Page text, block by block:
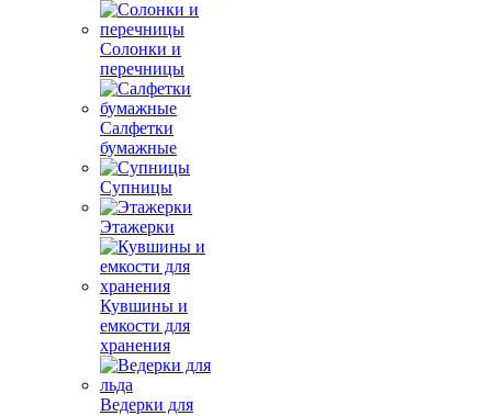
Солонки и
перечницы
Салфетки
бумажные
Супницы
Этажерки
Кувшины и
емкости для
хранения
Ведерки для